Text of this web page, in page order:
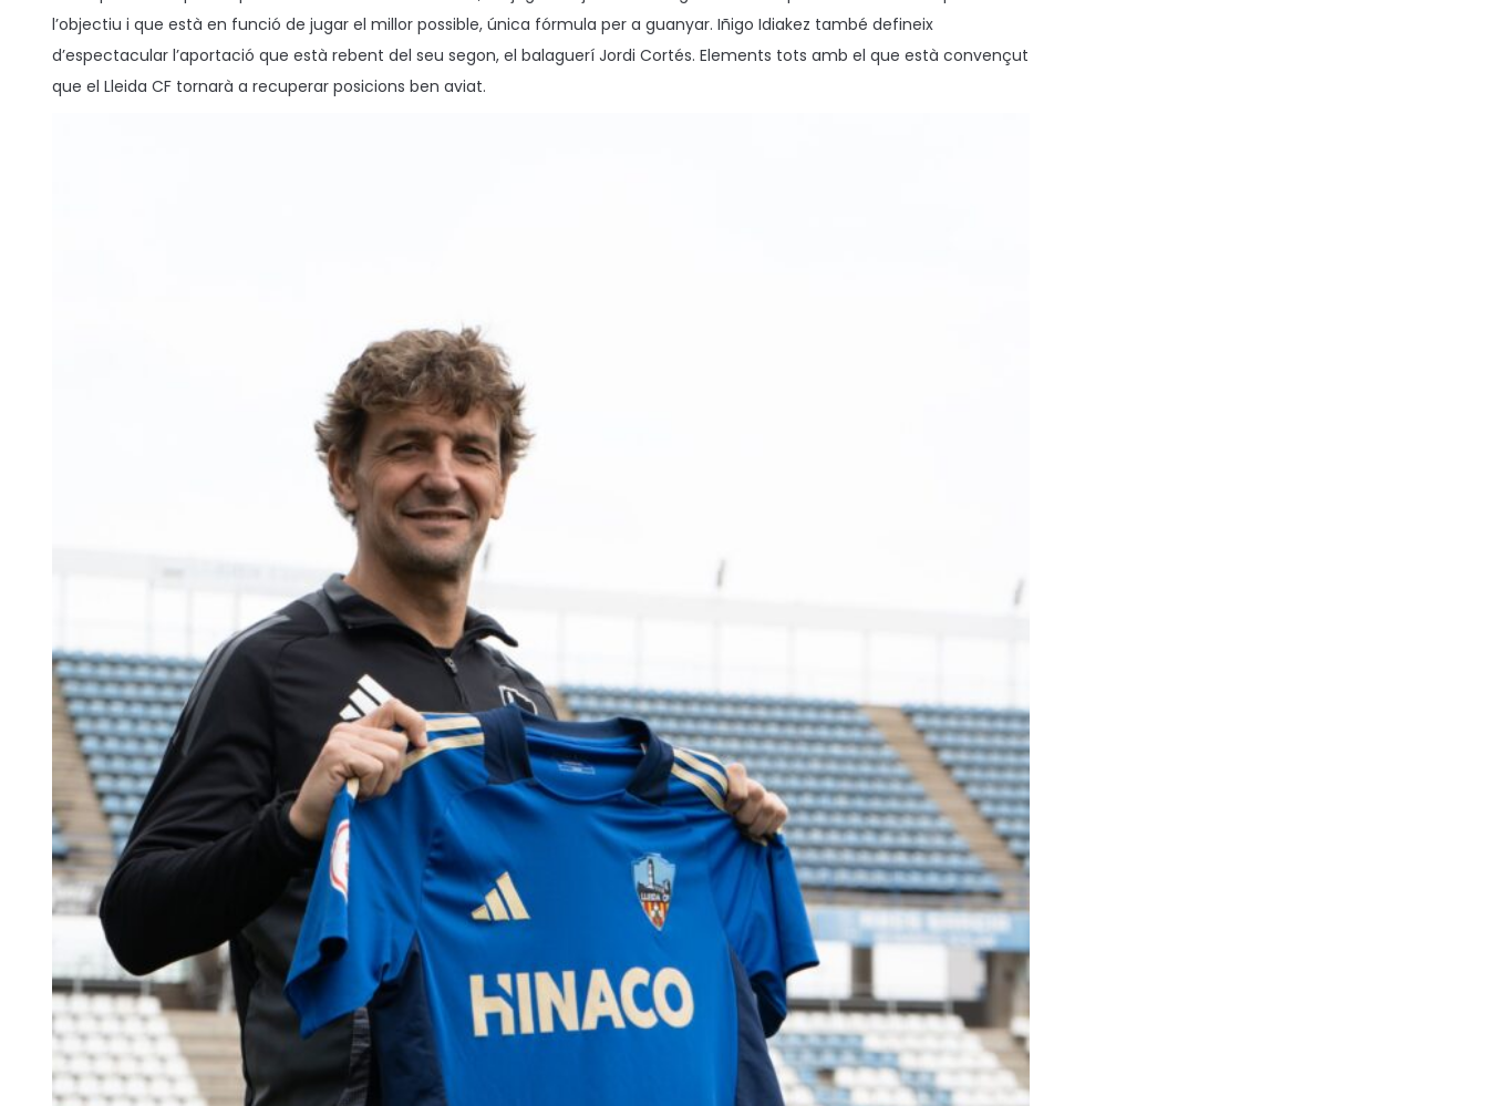
l’objectiu i que està en funció de jugar el millor possible, única fórmula per a guanyar. Iñigo Idiakez també defineix
d’espectacular l’aportació que està rebent del seu segon, el balaguerí Jordi Cortés. Elements tots amb el que està convençut
que el Lleida CF tornarà a recuperar posicions ben aviat.